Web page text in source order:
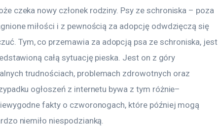
czeka nowy członek rodziny. Psy ze schroniska – poza
miłości i z pewnością za adopcję odwdzięczą się
Tym, co przemawia za adopcją psa ze schroniska, jest
całą sytuację pieska. Jest on z góry
trudnościach, problemach zdrowotnych oraz
ogłoszeń z internetu bywa z tym różnie–
fakty o czworonogach, które później mogą
niemiło niespodzianką.